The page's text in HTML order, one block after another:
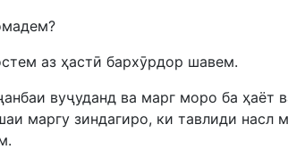
аз ҳастӣ бархӯрдор шавем.
вуҷуданд ва марг моро ба ҳаёт
маргу зиндагиро, ки тавлиди насл